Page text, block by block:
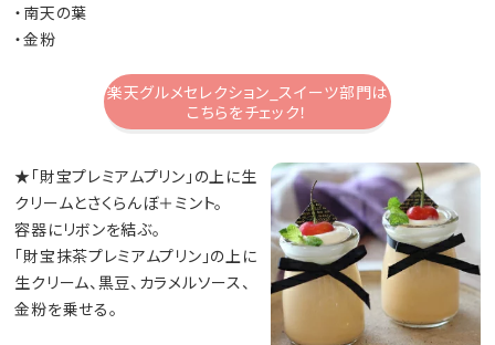
・南天の葉
・金粉
楽天グルメセレクション_スイーツ部門は
こちらをチェック！
★「財宝プレミアムプリン」の上に生
クリームとさくらんぼ＋ミント。
容器にリボンを結ぶ。
「財宝抹茶プレミアムプリン」の上に
生クリーム、黒豆、カラメルソース、
金粉を乗せる。